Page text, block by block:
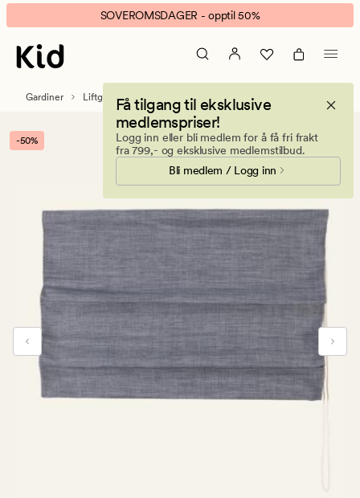
Aino
liftgardin
gråblå
banner.
Klikk
ESCAPE
pause.
SOVEROMSDAGER - opptil 50%
Få tilgang til eksklusive
medlemspriser!
Logg inn eller bli medlem for å få fri frakt
fra 799,- og eksklusive medlemstilbud.
Bli medlem / Logg inn
Gardiner Liftgardiner Lystette liftgardiner
-50%